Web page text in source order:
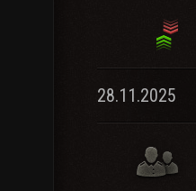
28.11.2025